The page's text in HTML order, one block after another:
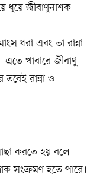
ধুয়ে জীবাণুনাশক
ধরা এবং তা রান্না
খাবারে জীবাণু
রান্না ও
করতে হয় বলে
সংক্রমণ হতে পারে।